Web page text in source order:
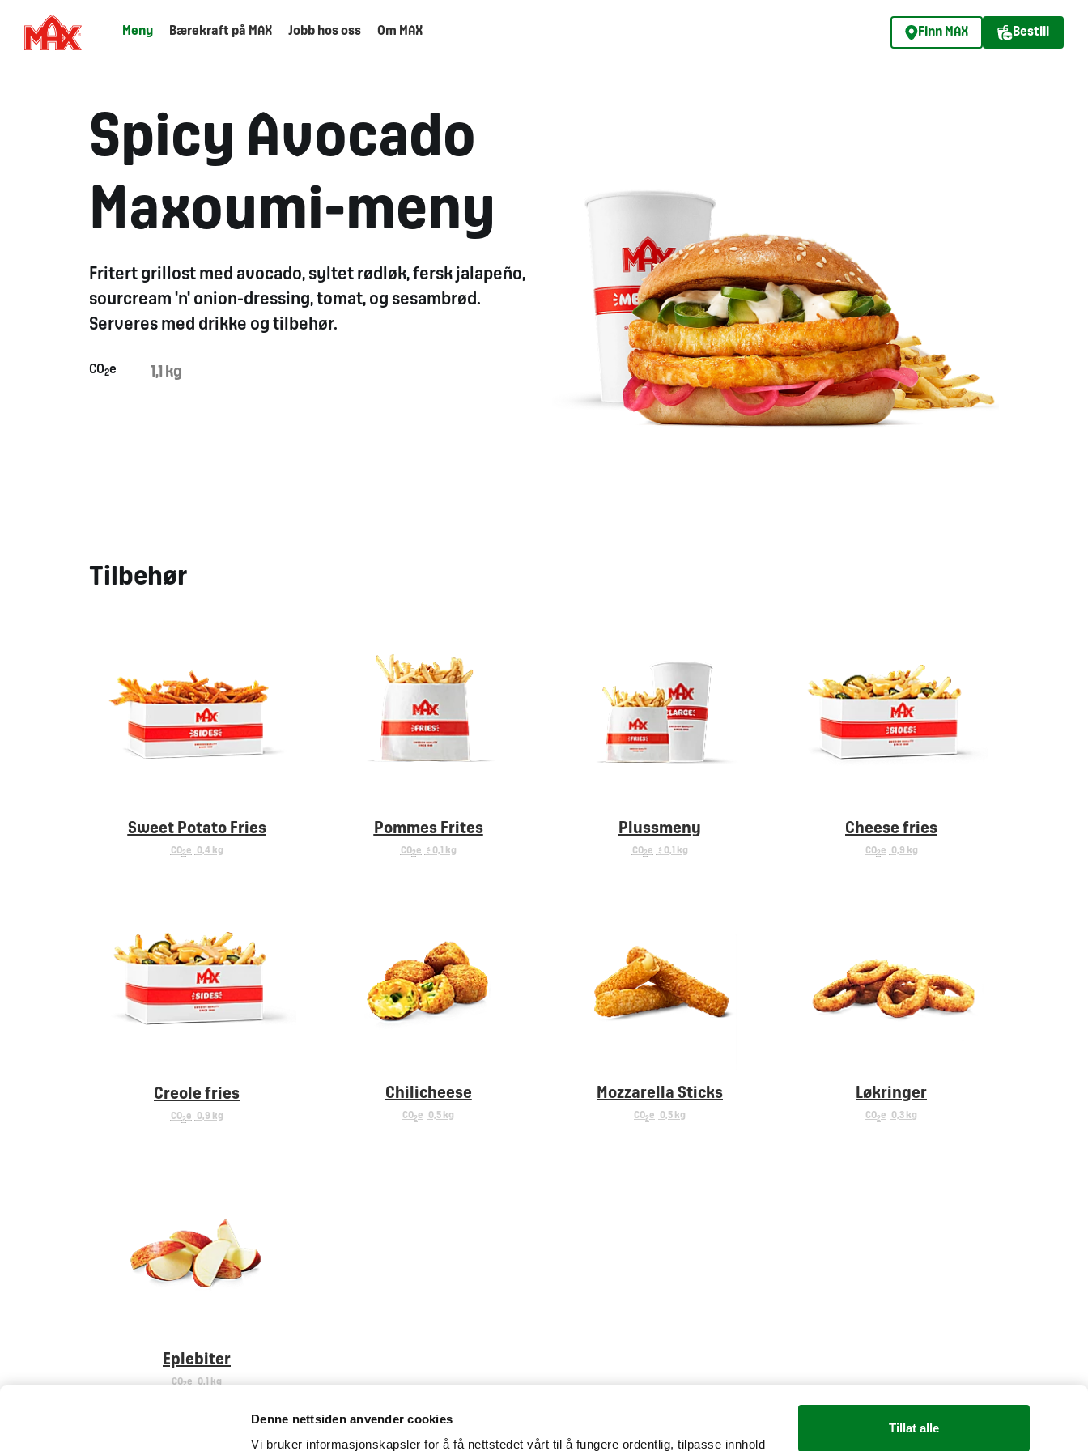
Denne nettsiden anvender cookies
Vi bruker informasjonskapsler for å få nettstedet vårt til å fungere ordentlig, tilpasse innhold
Tillat alle
Meny Bærekraft på MAX Jobb hos oss Om MAX Finn MAX Bestill
Spicy Avocado
Maxoumi-meny
Fritert grillost med avocado, syltet rødløk, fersk jalapeño,
sourcream 'n' onion-dressing, tomat, og sesambrød.
Serveres med drikke og tilbehør.
CO2e 1,1 kg
Tilbehør
Sweet Potato Fries
CO2e 0,4 kg
Pommes Frites
CO2e < 0,1 kg
Plussmeny
CO2e < 0,1 kg
Cheese fries
CO2e 0,9 kg
Creole fries
CO2e 0,9 kg
Chilicheese
CO2e 0,5 kg
Mozzarella Sticks
CO2e 0,5 kg
Løkringer
CO2e 0,3 kg
Eplebiter
CO2e 0,1 kg